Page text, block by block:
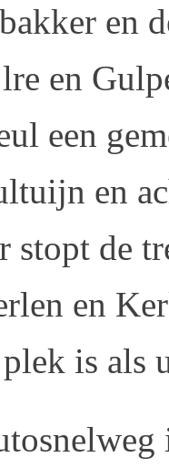
en
en
een
en
stopt de
en
is als